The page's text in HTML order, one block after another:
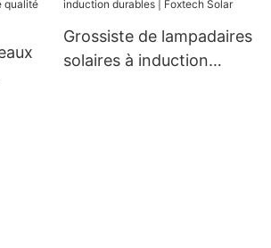
Grossiste de lampadaires
solaires à induction